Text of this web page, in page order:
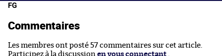
FG
Commentaires
Les membres ont posté 57 commentaires sur cet article.
Participez à la discussion en vous connectant